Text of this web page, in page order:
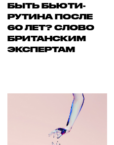
БЫТЬ БЬЮТИ-
РУТИНА ПОСЛЕ
60 ЛЕТ? СЛОВО
БРИТАНСКИМ
ЭКСПЕРТАМ